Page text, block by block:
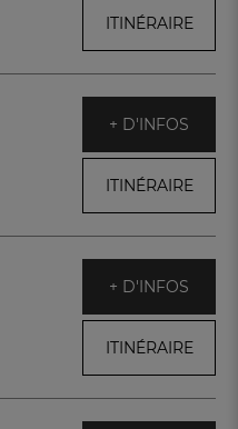
ITINÉRAIRE
+ D'INFOS
ITINÉRAIRE
+ D'INFOS
ITINÉRAIRE